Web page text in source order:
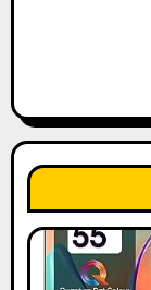
i
g
a
t